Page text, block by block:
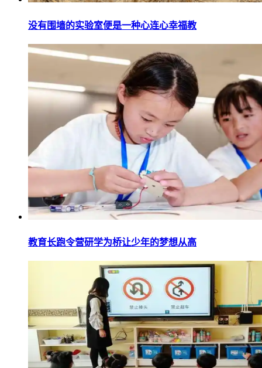
没有围墙的实验室便是一种心连心幸福教
教育长跑令营研学为桥让少年的梦想从高